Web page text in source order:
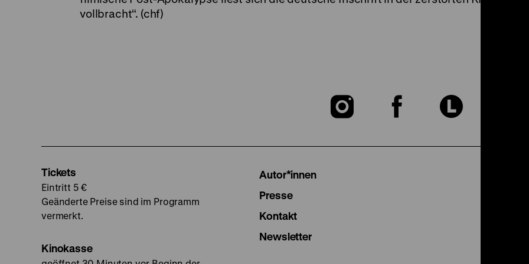
vollbracht“. (chf)
Zu
Zu
Zu
Tickets
Eintritt 5 €
Geänderte Preise sind im Programm
vermerkt.
Kinokasse
Autor*innen
Presse
Kontakt
Newsletter